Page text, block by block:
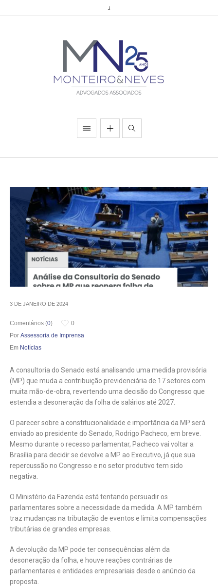
3 DE JANEIRO DE 2024
Comentários (0)
0
Por Assessoria de Imprensa
Em Notícias
A consultoria do Senado está analisando uma medida provisória
(MP) que muda a contribuição previdenciária de 17 setores com
muita mão-de-obra, revertendo uma decisão do Congresso que
estendia a desoneração da folha de salários até 2027.
O parecer sobre a constitucionalidade e importância da MP será
enviado ao presidente do Senado, Rodrigo Pacheco, em breve.
Mesmo durante o recesso parlamentar, Pacheco vai voltar a
Brasília para decidir se devolve a MP ao Executivo, já que sua
repercussão no Congresso e no setor produtivo tem sido
negativa.
O Ministério da Fazenda está tentando persuadir os
parlamentares sobre a necessidade da medida. A MP também
traz mudanças na tributação de eventos e limita compensações
tributárias de grandes empresas.
A devolução da MP pode ter consequências além da
desoneração da folha, e houve reações contrárias de
parlamentares e entidades empresariais desde o anúncio da
proposta.